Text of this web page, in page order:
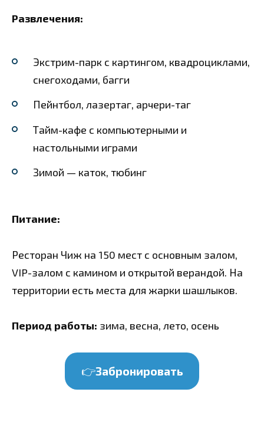
Развлечения:
Экстрим-парк с картингом, квадроциклами,
снегоходами, багги
Пейнтбол, лазертаг, арчери-таг
Тайм-кафе с компьютерными и
настольными играми
Зимой — каток, тюбинг
Питание:
Ресторан Чиж на 150 мест с основным залом,
VIP-залом с камином и открытой верандой. На
территории есть места для жарки шашлыков.
Период работы: зима, весна, лето, осень
👉Забронировать